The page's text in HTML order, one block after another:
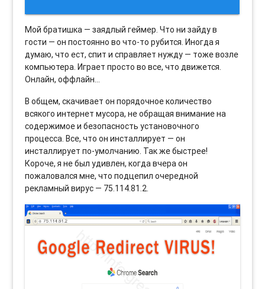
Мой братишка — заядлый геймер. Что ни зайду в
гости — он постоянно во что-то рубится. Иногда я
думаю, что ест, спит и справляет нужду — тоже возле
компьютера. Играет просто во все, что движется.
Онлайн, оффлайн…
В общем, скачивает он порядочное количество
всякого интернет мусора, не обращая внимание на
содержимое и безопасность установочного
процесса. Все, что он инсталлирует — он
инсталлирует по-умолчанию. Так же быстрее!
Короче, я не был удивлен, когда вчера он
пожаловался мне, что подцепил очередной
рекламный вирус — 75.114.81.2.